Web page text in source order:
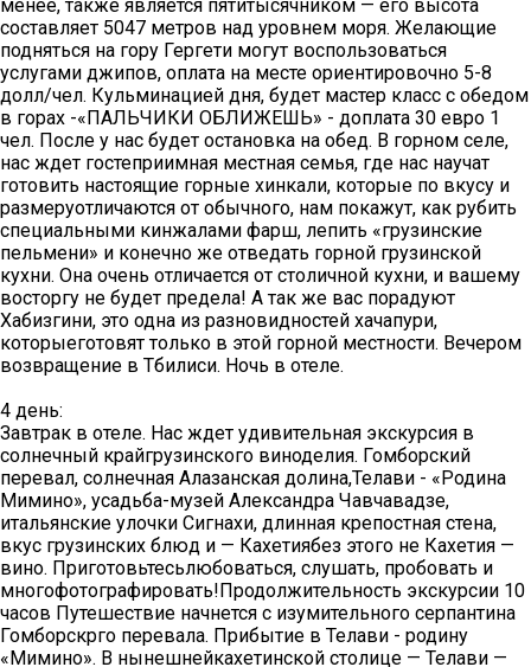
менее, также является пятитысячником — его высота
составляет 5047 метров над уровнем моря. Желающие
подняться на гору Гергети могут воспользоваться
услугами джипов, оплата на месте ориентировочно 5-8
долл/чел. Кульминацией дня, будет мастер класс с обедом
в горах -«ПАЛЬЧИКИ ОБЛИЖЕШЬ» - доплата 30 евро 1
чел. После у нас будет остановка на обед. В горном селе,
нас ждет гостеприимная местная семья, где нас научат
готовить настоящие горные хинкали, которые по вкусу и
размеруотличаются от обычного, нам покажут, как рубить
специальными кинжалами фарш, лепить «грузинские
пельмени» и конечно же отведать горной грузинской
кухни. Она очень отличается от столичной кухни, и вашему
восторгу не будет предела! А так же вас порадуют
Хабизгини, это одна из разновидностей хачапури,
которыеготовят только в этой горной местности. Вечером
возвращение в Тбилиси. Ночь в отеле.
4 день:
Завтрак в отеле. Нас ждет удивительная экскурсия в
солнечный крайгрузинского виноделия. Гомборский
перевал, солнечная Алазанская долина,Телави - «Родина
Мимино», усадьба-музей Александра Чавчавадзе,
итальянские улочки Сигнахи, длинная крепостная стена,
вкус грузинских блюд и — Кахетиябез этого не Кахетия —
вино. Приготовьтесьлюбоваться, слушать, пробовать и
многофотографировать!Продолжительность экскурсии 10
часов Путешествие начнется с изумительного серпантина
Гомборскрго перевала. Прибытие в Телави - родину
«Мимино». В нынешнейкахетинской столице — Телави —